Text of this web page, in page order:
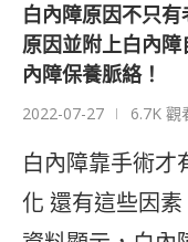
白內障原因不只
原因並附上白內
內障保養脈絡！
2022-07-27 6.7K 觀
白內障靠手術才
化 還有這些因